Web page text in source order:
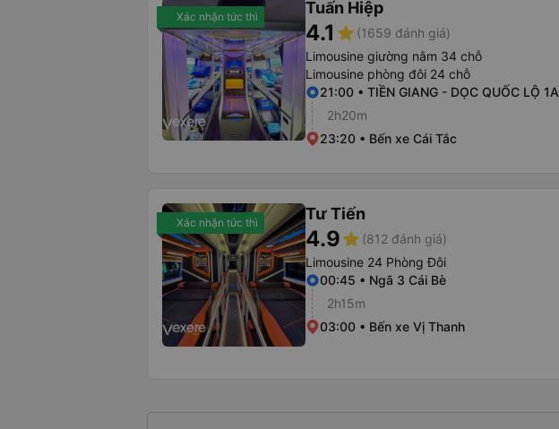
Xác nhận tức thì Tuấn Hiệp
4.1 star (1659 đánh giá)
Limousine giường nằm 34 chỗ
Limousine phòng đôi 24 chỗ
21:00 • TIỀN GIANG - DỌC QUỐC LỘ 1A
2h20m
23:20 • Bến xe Cái Tắc
Xác nhận tức thì Tư Tiến
4.9star (812 đánh giá)
Limousine 24 Phòng Đôi
00:45 • Ngã 3 Cái Bè
2h15m
03:00 • Bến xe Vị Thanh